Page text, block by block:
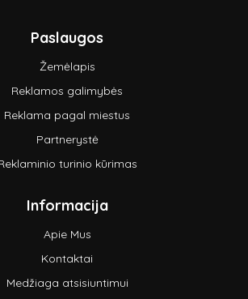
Paslaugos
Žemėlapis
Reklamos galimybės
Reklama pagal miestus
Partnerystė
turinio kūrimas
Informacija
Apie Mus
Kontaktai
Medžiaga atsisiuntimui